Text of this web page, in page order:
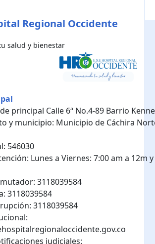
Regional Occidente
salud y bienestar
principal Calle 6ª No.4-89 Barrio
y municipio: Municipio de Cáchira
546030
Lunes a Viernes: 7:00 am a 12m y
3118039584
3118039584
3118039584
judiciales: